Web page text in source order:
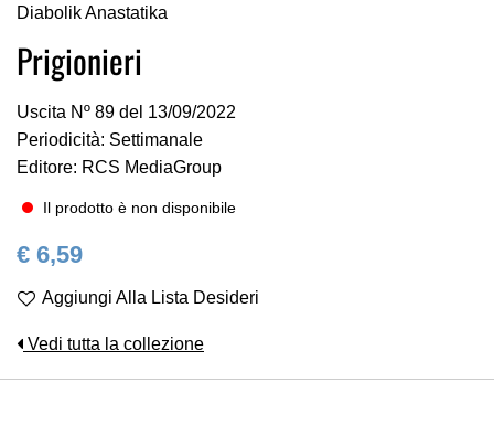
all'inizio
della
galleria
immagini
Diabolik Anastatika
Prigionieri
Uscita Nº 89 del 13/09/2022
Periodicità: Settimanale
Editore: RCS MediaGroup
Il prodotto è non disponibile
€ 6,59
Aggiungi Alla Lista Desideri
Vedi tutta la collezione